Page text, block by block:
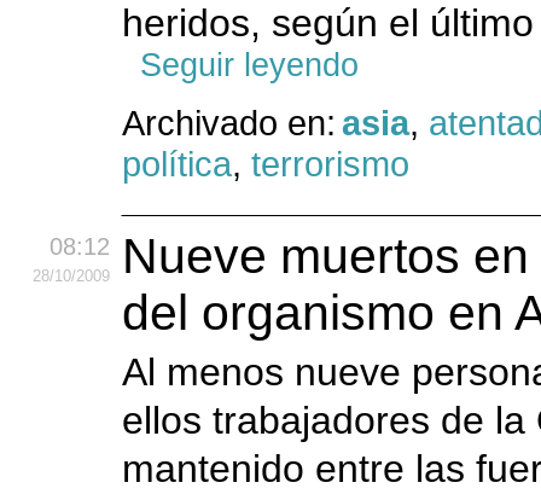
heridos, según el
Seguir leyendo
Archivado en: asia,
política, terrorismo
08:12
28/10/2009
Nueve muertos
del organismo en
Al menos nueve
ellos trabajadores de
mantenido entre las